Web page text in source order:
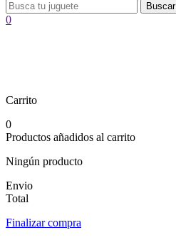
Buscar
0
Carrito
0
Productos añadidos al carrito
Ningún producto
Envio
Total
Finalizar compra